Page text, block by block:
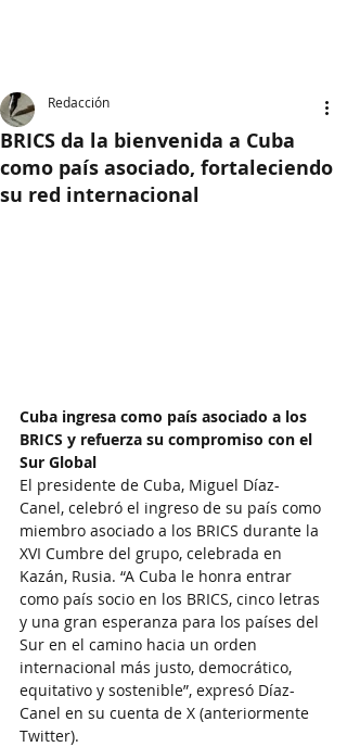
BRICS da la bienvenida a Cuba
como país asociado, fortaleciendo
su red internacional
Redacción
Cuba ingresa como país asociado a los
BRICS y refuerza su compromiso con el
Sur Global
El presidente de Cuba, Miguel Díaz-
Canel, celebró el ingreso de su país como
miembro asociado a los BRICS durante la
XVI Cumbre del grupo, celebrada en
Kazán, Rusia. “A Cuba le honra entrar
como país socio en los BRICS, cinco letras
y una gran esperanza para los países del
Sur en el camino hacia un orden
internacional más justo, democrático,
equitativo y sostenible”, expresó Díaz-
Canel en su cuenta de X (anteriormente
Twitter).